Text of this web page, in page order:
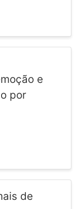
e
por
de